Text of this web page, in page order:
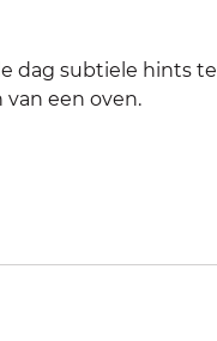
dag subtiele hints te
van een oven.